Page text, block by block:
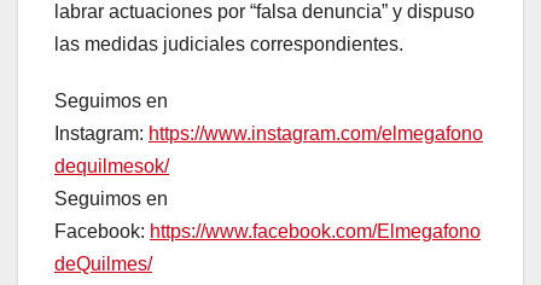
labrar actuaciones por “falsa denuncia” y dispuso
las medidas judiciales correspondientes.
Seguimos en
Instagram: https://www.instagram.com/elmegafono
dequilmesok/
Seguimos en
Facebook: https://www.facebook.com/Elmegafono
deQuilmes/